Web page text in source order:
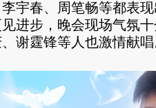
宇春、周笔畅等都表
进步，晚会现场气氛
谢霆锋等人也激情献